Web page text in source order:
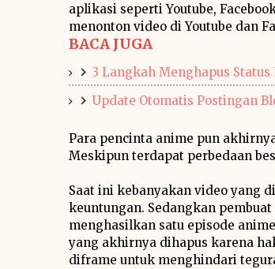
aplikasi seperti Youtube,
menonton video di Youtube dan
BACA JUGA
3 Langkah Menghapus
Update Otomatis Postingan
Para pencinta anime pun
Meskipun terdapat perbedaan
Saat ini kebanyakan video yang
keuntungan. Sedangkan
menghasilkan satu episode
yang akhirnya dihapus karena
diframe untuk menghindari